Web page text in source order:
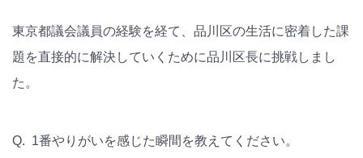
東京都議会議員の経験を経て、品川区の生活に密着した課
題を直接的に解決していくために品川区長に挑戦しまし
た。
Q. 1番やりがいを感じた瞬間を教えてください。